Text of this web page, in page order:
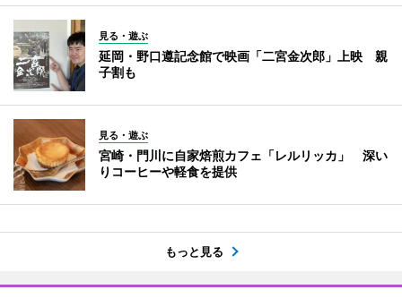
見る・遊ぶ
延岡・野口遵記念館で映画「二宮金次郎」上映 親
子割も
見る・遊ぶ
宮崎・門川に自家焙煎カフェ「レルリッカ」 深い
りコーヒーや軽食を提供
もっと見る